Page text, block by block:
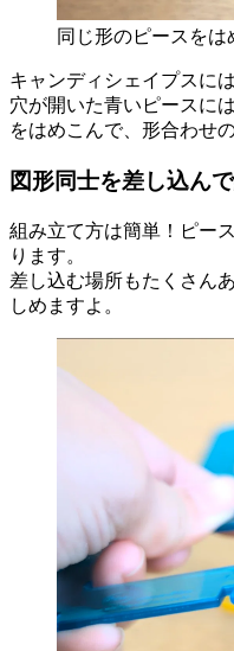
同じ形のピースをは
キャンディシェイプスに
穴が開いた青いピースに
をはめこんで、形合わせ
図形同士を差し込ん
組み立て方は簡単！ピー
ります。
差し込む場所もたくさん
しめますよ。